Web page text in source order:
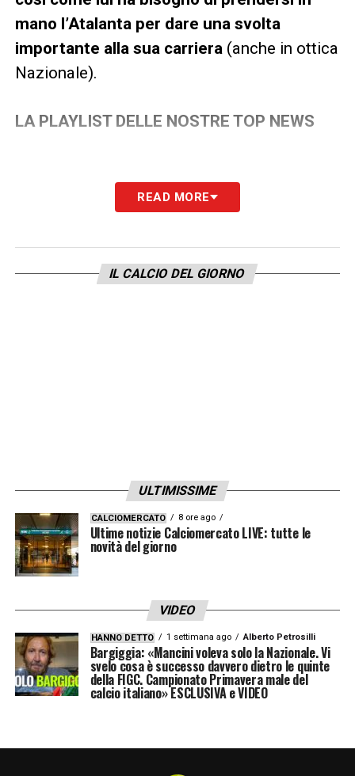
mano l’Atalanta per dare una svolta
importante alla sua carriera(anche in ottica
Nazionale).
LA PLAYLIST DELLE NOSTRE TOP NEWS
READ MORE
IL CALCIO DEL GIORNO
ULTIMISSIME
CALCIOMERCATO 8 ore ago
Ultime notizie Calciomercato LIVE: tutte le
novità del giorno
VIDEO
HANNO DETTO 1 settimana ago Alberto Petrosilli
Bargiggia: «Mancini voleva solo la Nazionale. Vi
svelo cosa è successo davvero dietro le quinte
della FIGC. Campionato Primavera male del
calcio italiano» ESCLUSIVA e VIDEO